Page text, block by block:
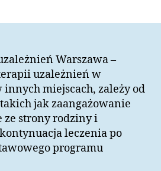
Warszawa –
uzależnień w
miejscach, zależy od
jak zaangażowanie
ze strony rodziny i
leczenia po
programu